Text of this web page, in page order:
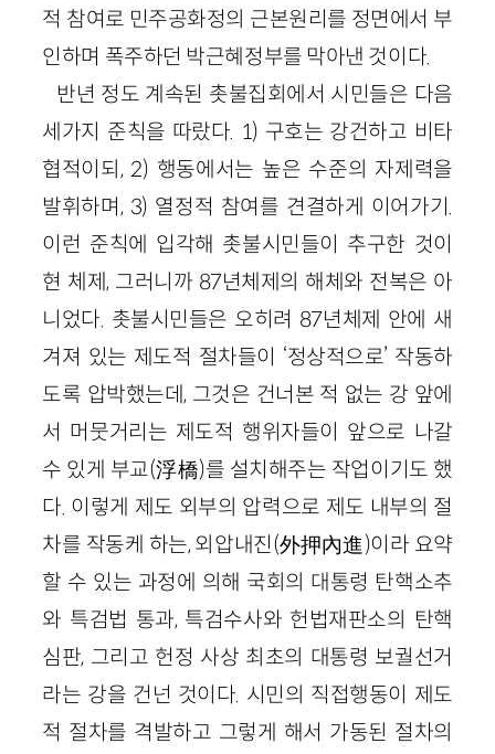
적 참여로 민주공화정의 근본원리를 정면에서 부
인하며 폭주하던 박근혜정부를 막아낸 것이다.
반년 정도 계속된 촛불집회에서 시민들은 다음
세가지 준칙을 따랐다. 1) 구호는 강건하고 비타
협적이되, 2) 행동에서는 높은 수준의 자제력을
발휘하며, 3) 열정적 참여를 견결하게 이어가기.
이런 준칙에 입각해 촛불시민들이 추구한 것이
현 체제, 그러니까 87년체제의 해체와 전복은 아
니었다. 촛불시민들은 오히려 87년체제 안에 새
겨져 있는 제도적 절차들이 ‘정상적으로’ 작동하
도록 압박했는데, 그것은 건너본 적 없는 강 앞에
서 머뭇거리는 제도적 행위자들이 앞으로 나갈
수 있게 부교(浮橋)를 설치해주는 작업이기도 했
다. 이렇게 제도 외부의 압력으로 제도 내부의 절
차를 작동케 하는, 외압내진(外押內進)이라 요약
할 수 있는 과정에 의해 국회의 대통령 탄핵소추
와 특검법 통과, 특검수사와 헌법재판소의 탄핵
심판, 그리고 헌정 사상 최초의 대통령 보궐선거
라는 강을 건넌 것이다. 시민의 직접행동이 제도
적 절차를 격발하고 그렇게 해서 가동된 절차의